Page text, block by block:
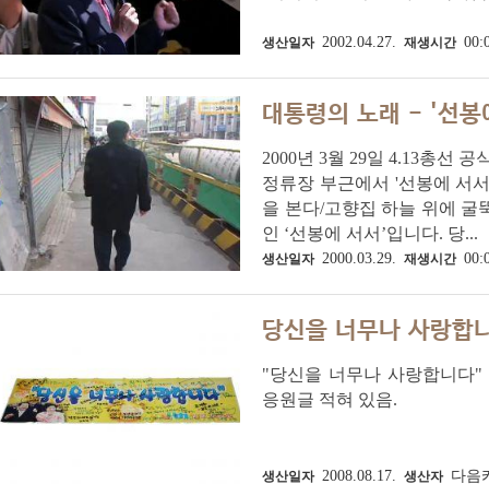
생산일자 2002.04.27. 재생시간
대통령의 노래 - '선봉
2000년 3월 29일 4.13총선
정류장 부근에서 '선봉에 서
을 본다/고향집 하늘 위에 굴
인 ‘선봉에 서서’입니다. 당...
생산일자 2000.03.29. 재생시간
당신을 너무나 사랑합
"당신을 너무나 사랑합니다"
응원글 적혀 있음.
생산일자 2008.08.17. 생산자 다음